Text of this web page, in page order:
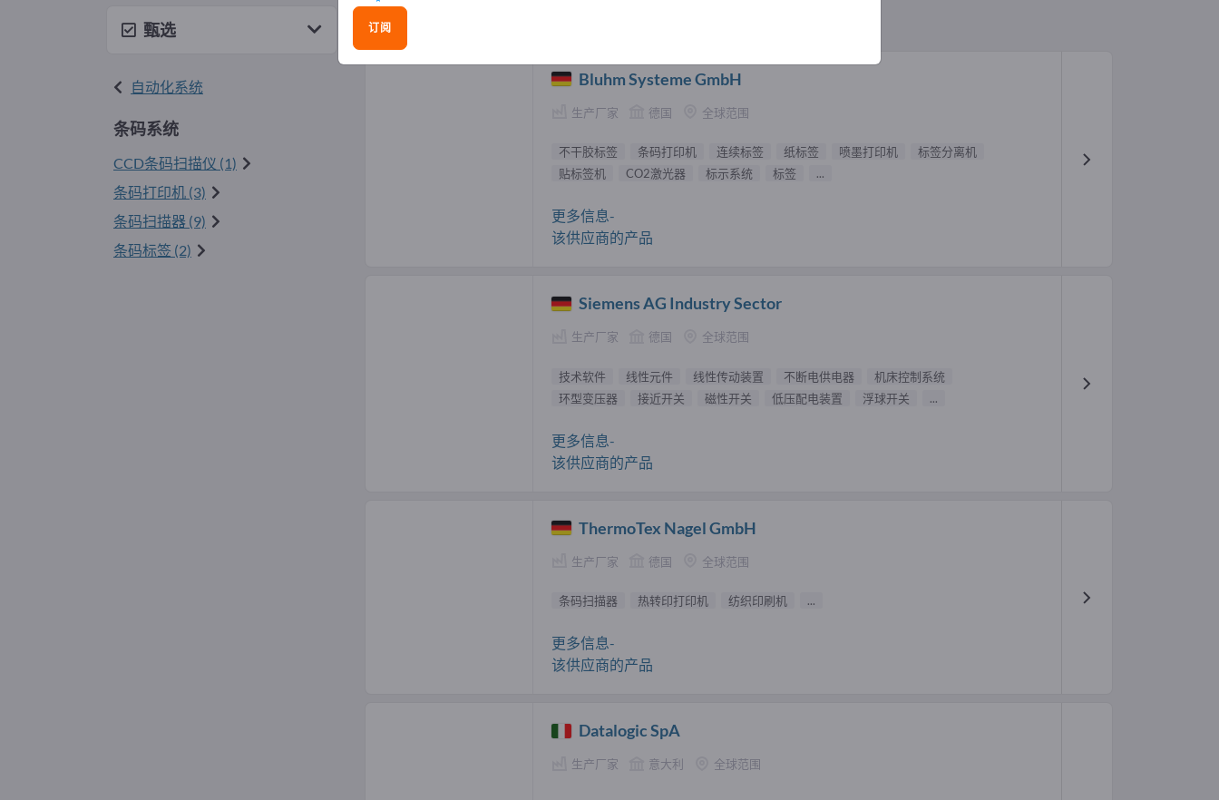
甄选
自动化系统
条码系统
CCD条码扫描仪 (1)
条码打印机 (3)
条码扫描器 (9)
条码标签 (2)
条码系统 供應商 (11)
Bluhm Systeme GmbH
生产厂家 德国 全球范围
不干胶标签 条码打印机 连续标签 纸标签 喷墨打印机
标签分离机
贴标签机
CO2激光器 标示系统 标签 ...
更多信息-
该供应商的产品
Siemens AG Industry Sector
生产厂家 德国 全球范围
技术软件 线性元件 线性传动装置 不断电供电器
机床控制系统
环型变压器
接近开关 磁性开关 低压配电装置 浮球开关 ...
更多信息-
该供应商的产品
ThermoTex Nagel GmbH
生产厂家 德国 全球范围
条码扫描器 热转印打印机 纺织印刷机 ...
更多信息-
该供应商的产品
Datalogic SpA
生产厂家 意大利 全球范围
订阅